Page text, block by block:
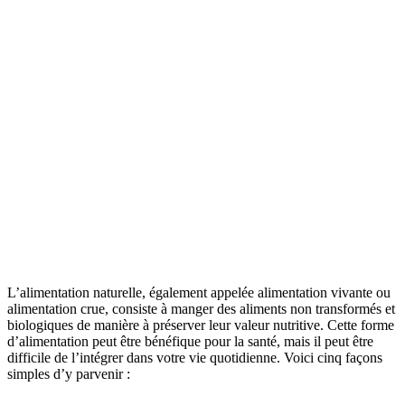
L’alimentation naturelle, également appelée alimentation vivante ou
alimentation crue, consiste à manger des aliments non transformés et
biologiques de manière à préserver leur valeur nutritive. Cette forme
d’alimentation peut être bénéfique pour la santé, mais il peut être
difficile de l’intégrer dans votre vie quotidienne. Voici cinq façons
simples d’y parvenir :